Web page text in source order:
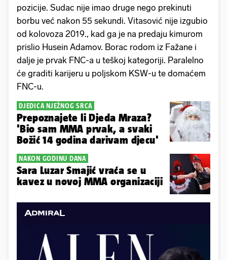
pozicije. Sudac nije imao druge nego prekinuti
borbu već nakon 55 sekundi. Vitasović nije izgubio
od kolovoza 2019., kad ga je na predaju kimurom
prislio Husein Adamov. Borac rodom iz Fažane i
dalje je prvak FNC-a u teškoj kategoriji. Paralelno
će graditi karijeru u poljskom KSW-u te domaćem
FNC-u.
DJEDICA NJEŽNOG SRCA
Prepoznajete li Djeda Mraza?
'Bio sam MMA prvak, a svaki
Božić 14 godina darivam djecu'
NAKON GODINU DANA
Sara Luzar Smajić vraća se u
kavez u novoj MMA organizaciji